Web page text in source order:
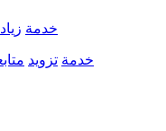
خدمة
خدمة تزويد